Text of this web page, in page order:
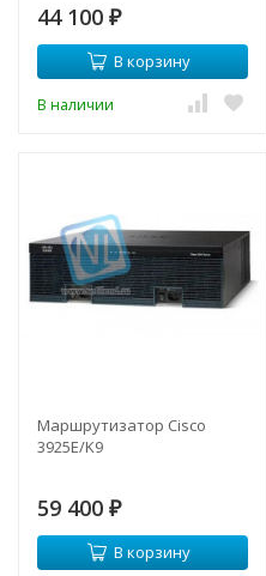
44 100 ₽
В корзину
В наличии
Маршрутизатор Cisco
3925E/K9
59 400 ₽
В корзину